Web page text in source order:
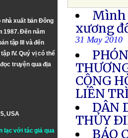
nhà xuất bản Đông
1987. Đến năm
tập III và đến
IV. Quý vị có thể
truyện qua địa
USA
lạc với tác giả qua
Mình
xương
31 May 2010
CỘNG
LIÊN
DÂN
THỦY
BÁO